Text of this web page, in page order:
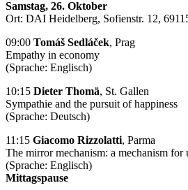
Samstag, 26. Oktober
Ort: DAI Heidelberg, Sofienstr. 12,
09:00 Tomáš Sedláček, Prag
Empathy in economy
(Sprache: Englisch)
10:15 Dieter Thomä, St. Gallen
Sympathie and the pursuit of happiness
(Sprache: Deutsch)
11:15 Giacomo Rizzolatti, Parma
The mirror mechanism: a mechanism for
(Sprache: Englisch)
Mittagspause